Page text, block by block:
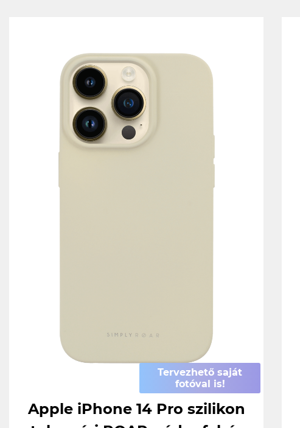
Tervezhető saját
fotóval is!
Apple iPhone 14 Pro szilikon